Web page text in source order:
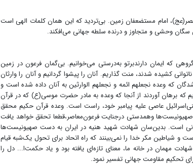
امام مستضعفان زمین. بی‌تردید که این همان کلمات الهی است
سگان وحشی و متجاوز و درنده‌ سلطه جهانی می‌افکند.
که ایمان دارندبرتو به‌درستی می‌خوانیم. بی‌گمان فرعون در زمین
کشیده شدند، منت گذاریم. آنان را پیشوا گردانیم و آنان را وارثان
که وعده نجعلهم ائمه و نجعلهم الوارثین به آنان داده شده است و
که برهان آوردند از آنجا که وعده به مادر حضرت موسی(ع) که در قرآن
عاصی علیه پیامبر خود، راست است. وعده قرآن حکیم محقق
وهمدستی درجنایت فرعون‌معاصر،قطعا تحقق خواهد یافت
است. بدین‌سان شهادت شهید هنیه در ایران به دست صهیونیست‌ها
و شیاطین مکر خدا را نمی‌بینند که راه اتحاد برای تحول یک‌شبه قیام
مهمان در خانه ما، معنای تازه‌ای یافته بود و یاد حکمت‌ا... دل را
تحکیم مقاومت جهانی تفسیر نمود.